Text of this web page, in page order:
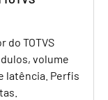
do TOTVS
volume
latência. Perfis